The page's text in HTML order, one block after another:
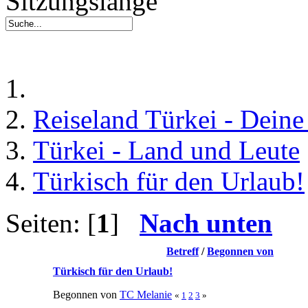
Reiseland Türkei -
Türkei - Land und Leute
Türkisch für den Urlaub!
Seiten: [1] Nach unten
Betreff/Begonnen von
Türkisch für den Urlaub!
Begonnen von TC Melanie « 1 2 3 »